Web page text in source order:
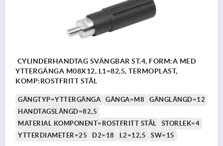
CYLINDERHANDTAG SVÄNGBAR ST.4, FORM:A MED
YTTERGÄNGA M08X12, L1=82,5, TERMOPLAST,
KOMP:ROSTFRITT STÅL
GÄNGTYP=YTTERGÄNGA GÄNGA=M8
GÄNGLÄNGD=12
HANDTAGSLÄNGD=82,5
MATERIAL KOMPONENT=ROSTFRITT STÅL
STORLEK=4
YTTERDIAMETER=25
D2=18 L2=12,5 SW=15